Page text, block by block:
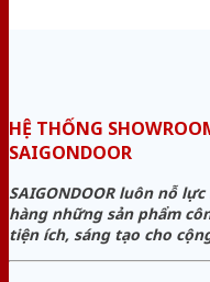
HỆ THỐNG
SAIGONDOOR
SAIGONDOOR luôn nỗ
hàng những sản phẩm
tiện ích, sáng tạo cho